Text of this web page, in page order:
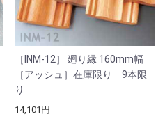
［INM-12］ 廻り縁 160mm幅
［アッシュ］在庫限り 9本限
り
14,101円